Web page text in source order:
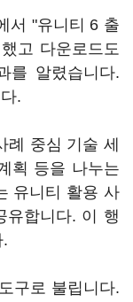
서 "유니티 6 출
고 다운로드도
를 알렸습니다.
.
중심 기술 세
획 등을 나누는
유니티 활용 사
유합니다. 이 행
구로 불립니다.